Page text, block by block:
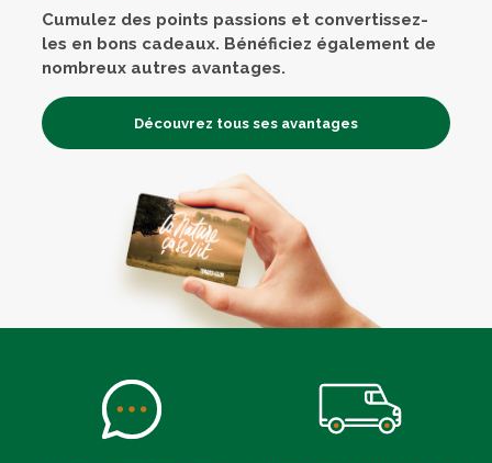
Cumulez des points passions et convertissez-
les en bons cadeaux. Bénéficiez également de
nombreux autres avantages.
Découvrez tous ses avantages